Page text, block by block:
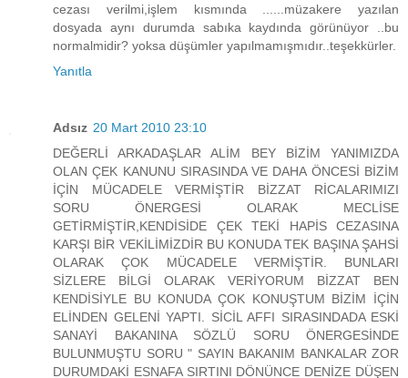
cezası verilmi,işlem kısmında ......müzakere yazılan
dosyada aynı durumda sabıka kaydında görünüyor ..bu
normalmidir? yoksa düşümler yapılmamışmıdır..teşekkürler.
Yanıtla
Adsız 20 Mart 2010 23:10
DEĞERLİ ARKADAŞLAR ALİM BEY BİZİM YANIMIZDA
OLAN ÇEK KANUNU SIRASINDA VE DAHA ÖNCESİ BİZİM
İÇİN MÜCADELE VERMİŞTİR BİZZAT RİCALARIMIZI
SORU ÖNERGESİ OLARAK MECLİSE
GETİRMİŞTİR,KENDİSİDE ÇEK TEKİ HAPİS CEZASINA
KARŞI BİR VEKİLİMİZDİR BU KONUDA TEK BAŞINA ŞAHSİ
OLARAK ÇOK MÜCADELE VERMİŞTİR. BUNLARI
SİZLERE BİLGİ OLARAK VERİYORUM BİZZAT BEN
KENDİSİYLE BU KONUDA ÇOK KONUŞTUM BİZİM İÇİN
ELİNDEN GELENİ YAPTI. SİCİL AFFI SIRASINDADA ESKİ
SANAYİ BAKANINA SÖZLÜ SORU ÖNERGESİNDE
BULUNMUŞTU SORU " SAYIN BAKANIM BANKALAR ZOR
DURUMDAKİ ESNAFA SIRTINI DÖNÜNCE DENİZE DÜŞEN